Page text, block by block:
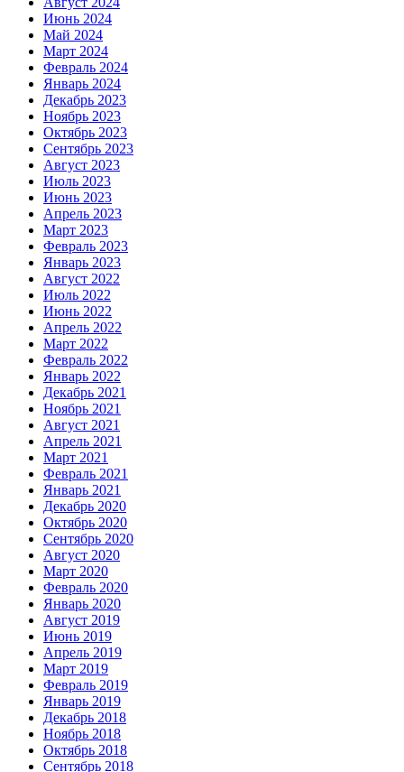
Июнь 2024
Май 2024
Март 2024
Февраль 2024
Январь 2024
Декабрь 2023
Ноябрь 2023
Октябрь 2023
Сентябрь 2023
Август 2023
Июль 2023
Июнь 2023
Апрель 2023
Март 2023
Февраль 2023
Январь 2023
Август 2022
Июль 2022
Июнь 2022
Апрель 2022
Март 2022
Февраль 2022
Январь 2022
Декабрь 2021
Ноябрь 2021
Август 2021
Апрель 2021
Март 2021
Февраль 2021
Январь 2021
Декабрь 2020
Октябрь 2020
Сентябрь 2020
Август 2020
Март 2020
Февраль 2020
Январь 2020
Август 2019
Июнь 2019
Апрель 2019
Март 2019
Февраль 2019
Январь 2019
Декабрь 2018
Ноябрь 2018
Октябрь 2018
Сентябрь 2018